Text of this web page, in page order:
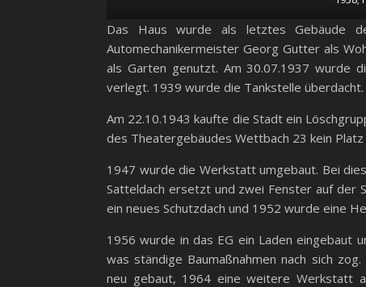
Das Haus wurde als letztes Gebäude
Automechanikermeister Georg Gutter als
als Garten genutzt. Am 30.07.1937 wurde
verlegt. 1939 wurde die Tankstelle
Am 22.10.1943 kaufte die Stadt ein
des Theatergebäudes Wettbach 23 kein
1947 wurde die Werkstatt umgebaut. Bei
Satteldach ersetzt und zwei Fenster auf der
ein neues Schutzdach und 1952 wurde eine
1956 wurde in das EG ein Laden eingebaut
was ständige Baumaßnahmen nach sich
neu gebaut, 1964 eine weitere Werkstatt